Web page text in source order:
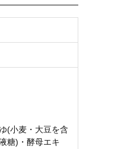
(小麦・大豆を含
糖)・酵母エキ